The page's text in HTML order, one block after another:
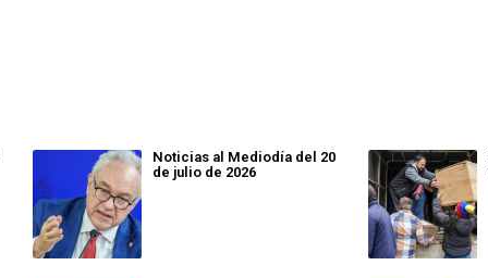
Noticias al Mediodía del 20
de julio de 2026